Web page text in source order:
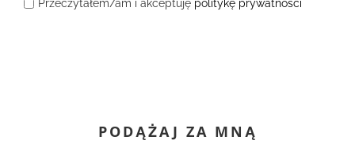
Przeczytałem/am i akceptuję politykę prywatności
PODĄŻAJ ZA MNĄ